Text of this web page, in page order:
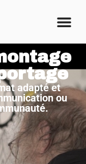
adapté et
ou